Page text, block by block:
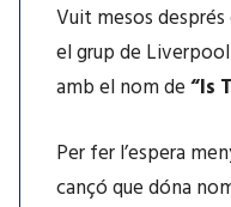
Vuit mesos després
el grup de Liverpool
amb el nom de“Is
Per fer l’espera
cançó que dóna